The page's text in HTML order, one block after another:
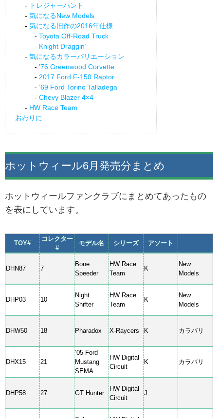
トレジャーハント
気になるNew Models
気になる旧作の2016年仕様
Toyota Off-Road Truck
Knight Draggin’
気になるカラーバリエーション
’76 Greenwood Corvette
2017 Ford F-150 Raptor
’69 Ford Torino Talladega
Chevy Blazer 4×4
HW Race Team
おわりに
ホットウィール6月発売分まとめ
ホットウィールファンクラブにまとめてあったもの
を表にしています。
TOY#
コレクター
#
モデル名 シリーズ アソート
DHN87 7
Bone
Speeder
HW Race
Team
K
New
Models
DHP03 10
Night
Shifter
HW Race
Team
K
New
Models
DHW50 18 Pharadox X-Raycers K カラバリ
DHX15 21
’05 Ford
Mustang
SEMA
HW Digital
Circuit
K カラバリ
DHP58 27 GT Hunter
HW Digital
Circuit
J